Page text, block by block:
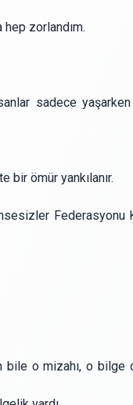
zorlandım.
sadece
bir ömür yankılanır.
Federasyonu
bile o mizahı, o bilge